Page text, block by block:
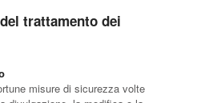
trattamento dei
misure di sicurezza volte